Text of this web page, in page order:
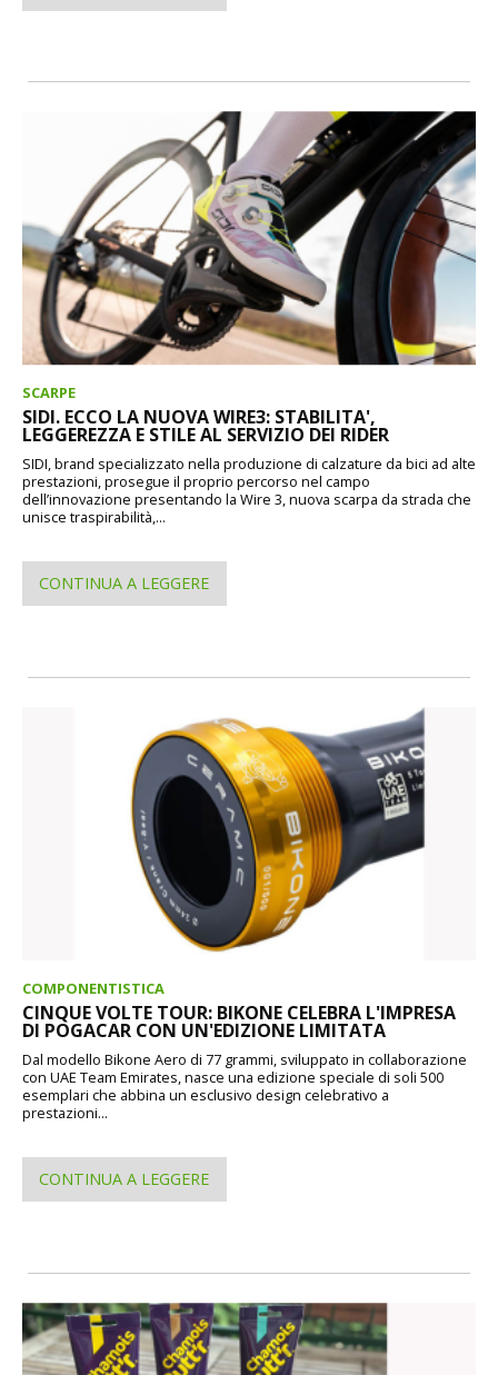
SCARPE
SIDI. ECCO LA NUOVA WIRE3: STABILITA',
LEGGEREZZA E STILE AL SERVIZIO DEI RIDER
SIDI, brand specializzato nella produzione di calzature da bici ad alte
prestazioni, prosegue il proprio percorso nel campo
dell’innovazione presentando la Wire 3, nuova scarpa da strada che
unisce traspirabilità,...
CONTINUA A LEGGERE
COMPONENTISTICA
CINQUE VOLTE TOUR: BIKONE CELEBRA L'IMPRESA
DI POGACAR CON UN'EDIZIONE LIMITATA
Dal modello Bikone Aero di 77 grammi, sviluppato in collaborazione
con UAE Team Emirates, nasce una edizione speciale di soli 500
esemplari che abbina un esclusivo design celebrativo a
prestazioni...
CONTINUA A LEGGERE